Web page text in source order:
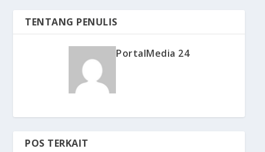
TENTANG PENULIS
PortalMedia 24
POS TERKAIT